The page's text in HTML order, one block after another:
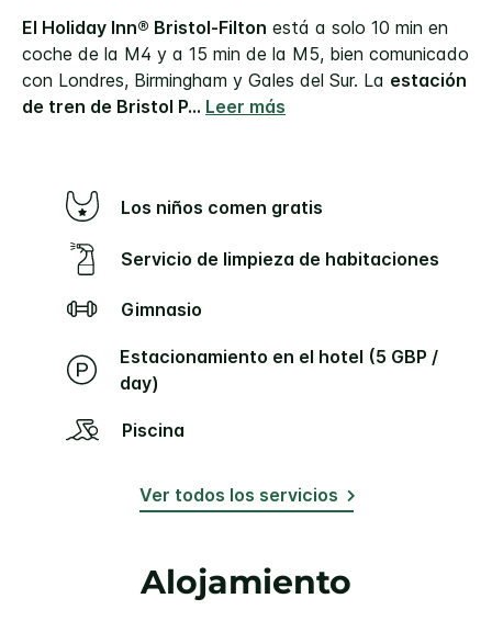
El Holiday Inn® Bristol-Filton está a solo 10 min en
coche de la M4 y a 15 min de la M5, bien comunicado
con Londres, Birmingham y Gales del Sur. La estación
de tren de Bristol P... Leer más
Los niños comen gratis
Servicio de limpieza de habitaciones
Gimnasio
Estacionamiento en el hotel (5 GBP /
day)
Piscina
Ver todos los servicios
Alojamiento